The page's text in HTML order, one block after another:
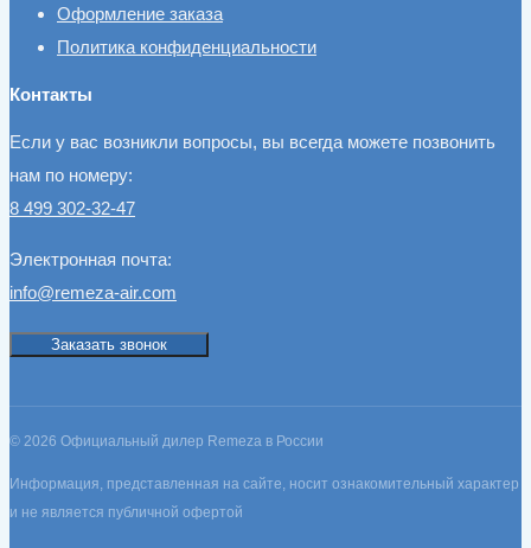
Оформление заказа
Политика конфиденциальности
Контакты
Если у вас возникли вопросы, вы всегда можете позвонить
нам по номеру:
8 499 302-32-47
Электронная почта:
info@remeza-air.com
Заказать звонок
© 2026 Официальный дилер Remeza в России
Информация, представленная на сайте, носит ознакомительный характер
и не является публичной офертой